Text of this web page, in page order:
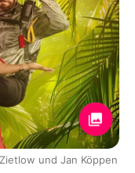
und Jan Köppen